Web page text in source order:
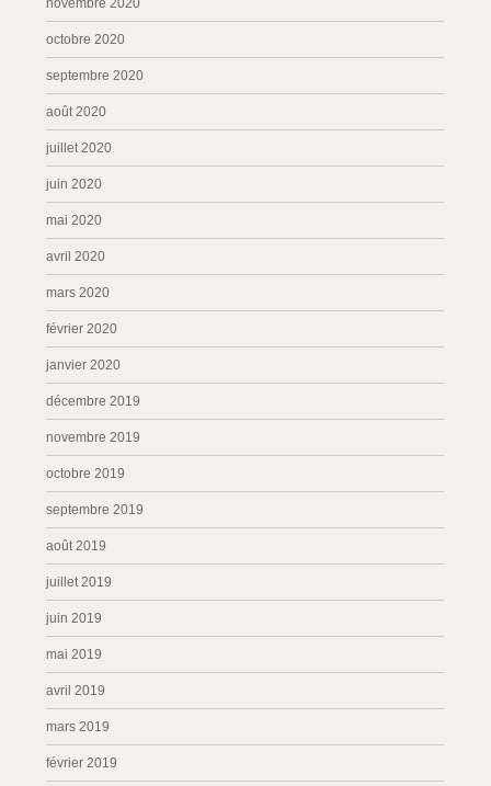
novembre 2020
octobre 2020
septembre 2020
août 2020
juillet 2020
juin 2020
mai 2020
avril 2020
mars 2020
février 2020
janvier 2020
décembre 2019
novembre 2019
octobre 2019
septembre 2019
août 2019
juillet 2019
juin 2019
mai 2019
avril 2019
mars 2019
février 2019